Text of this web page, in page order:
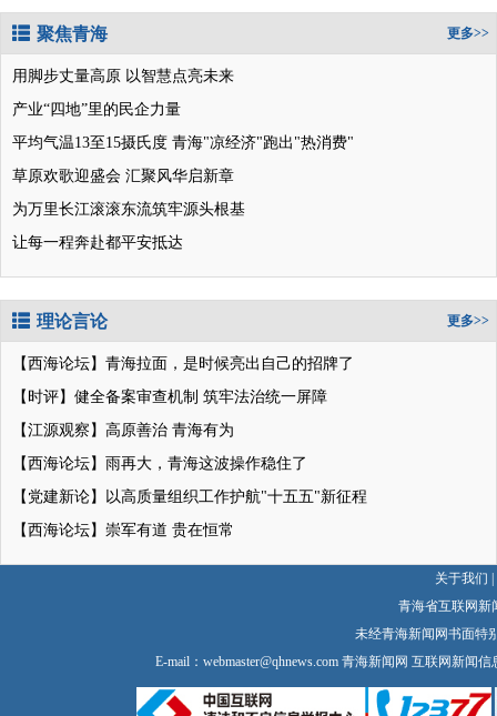
聚焦青海 更多>>
用脚步丈量高原 以智慧点亮未来
产业“四地”里的民企力量
平均气温13至15摄氏度 青海"凉经济"跑出"热消费"
草原欢歌迎盛会 汇聚风华启新章
为万里长江滚滚东流筑牢源头根基
让每一程奔赴都平安抵达
理论言论 更多>>
【西海论坛】青海拉面，是时候亮出自己的招牌了
【时评】健全备案审查机制 筑牢法治统一屏障
【江源观察】高原善治 青海有为
【西海论坛】雨再大，青海这波操作稳住了
【党建新论】以高质量组织工作护航"十五五"新征程
【西海论坛】崇军有道 贵在恒常
关于我们
青海省互联网
未经青海新闻网书面特
E-mail： webmaster@qhnews.com青海新闻网 互联网新闻信